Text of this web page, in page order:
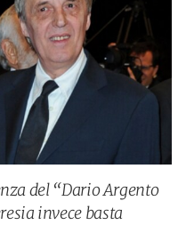
del “Dario Argento
invece basta